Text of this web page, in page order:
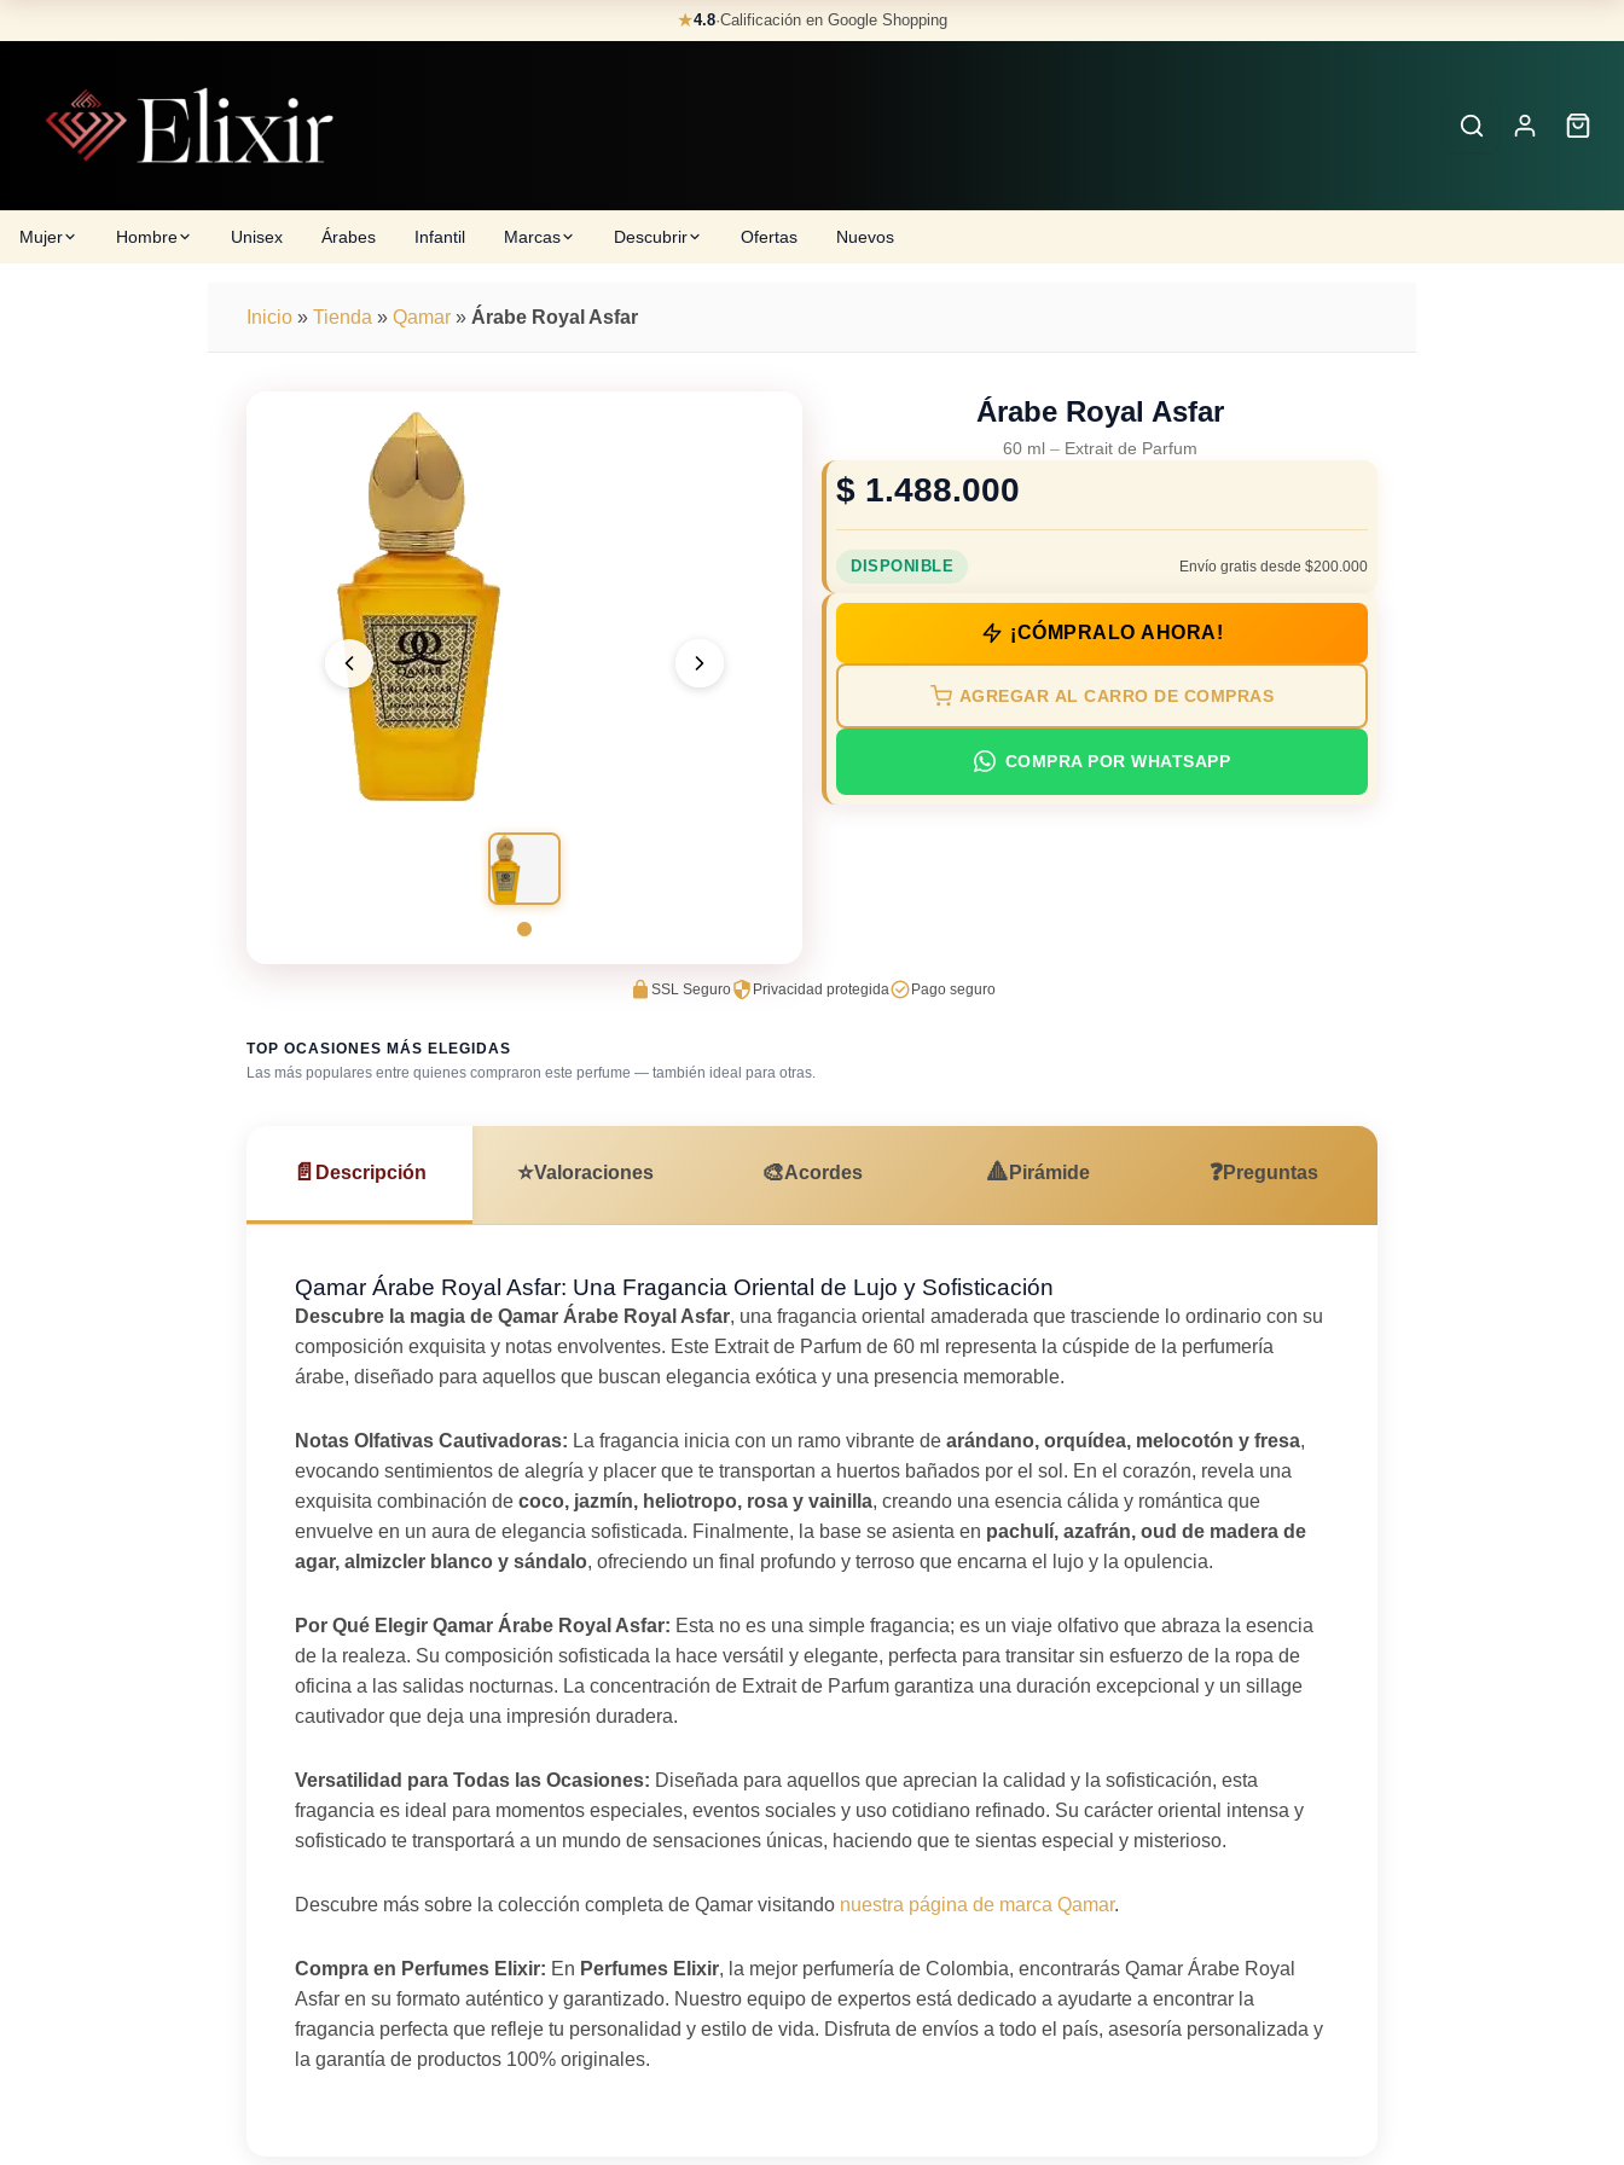
to
★4.8·Calificación en Google Shopping
Mujer Hombre Unisex Árabes Infantil Marcas Descubrir Ofertas Nuevos
Inicio » Tienda » Qamar » Árabe Royal Asfar
Árabe Royal Asfar
60 ml – Extrait de Parfum
$ 1.488.000
DISPONIBLE Envío gratis desde $200.000
¡CÓMPRALO AHORA!
AGREGAR AL CARRO DE COMPRAS
COMPRA POR WHATSAPP
SSL Seguro Privacidad protegida Pago seguro
TOP OCASIONES MÁS ELEGIDAS
Las más populares entre quienes compraron este perfume — también ideal para otras.
Boda (invitado) Cena romántica
📄 Descripción ⭐Valoraciones 🎨Acordes 🔺 Pirámide ❓Preguntas
Qamar Árabe Royal Asfar: Una Fragancia Oriental de Lujo y Sofisticación
Descubre la magia de Qamar Árabe Royal Asfar, una fragancia oriental amaderada que trasciende lo ordinario con su
composición exquisita y notas envolventes. Este Extrait de Parfum de 60 ml representa la cúspide de la perfumería
árabe, diseñado para aquellos que buscan elegancia exótica y una presencia memorable.
Notas Olfativas Cautivadoras: La fragancia inicia con un ramo vibrante de arándano, orquídea, melocotón y fresa,
evocando sentimientos de alegría y placer que te transportan a huertos bañados por el sol. En el corazón, revela una
exquisita combinación de coco, jazmín, heliotropo, rosa y vainilla, creando una esencia cálida y romántica que
envuelve en un aura de elegancia sofisticada. Finalmente, la base se asienta en pachulí, azafrán, oud de madera de
agar, almizcler blanco y sándalo, ofreciendo un final profundo y terroso que encarna el lujo y la opulencia.
Por Qué Elegir Qamar Árabe Royal Asfar: Esta no es una simple fragancia; es un viaje olfativo que abraza la esencia
de la realeza. Su composición sofisticada la hace versátil y elegante, perfecta para transitar sin esfuerzo de la ropa de
oficina a las salidas nocturnas. La concentración de Extrait de Parfum garantiza una duración excepcional y un sillage
cautivador que deja una impresión duradera.
Versatilidad para Todas las Ocasiones: Diseñada para aquellos que aprecian la calidad y la sofisticación, esta
fragancia es ideal para momentos especiales, eventos sociales y uso cotidiano refinado. Su carácter oriental intensa y
sofisticado te transportará a un mundo de sensaciones únicas, haciendo que te sientas especial y misterioso.
Descubre más sobre la colección completa de Qamar visitando nuestra página de marca Qamar.
Compra en Perfumes Elixir: En Perfumes Elixir, la mejor perfumería de Colombia, encontrarás Qamar Árabe Royal
Asfar en su formato auténtico y garantizado. Nuestro equipo de expertos está dedicado a ayudarte a encontrar la
fragancia perfecta que refleje tu personalidad y estilo de vida. Disfruta de envíos a todo el país, asesoría personalizada y
la garantía de productos 100% originales.